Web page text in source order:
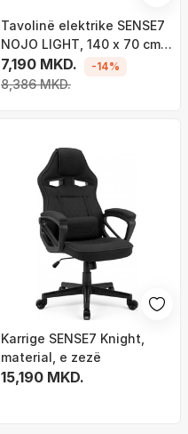
Tavolinë elektrike SENSE7
NOJO LIGHT, 140 x 70 cm,
kafe e hapur
7,190 MKD.
8,386 MKD.
-14%
Karrige SENSE7 Knight,
material, e zezë
15,190 MKD.